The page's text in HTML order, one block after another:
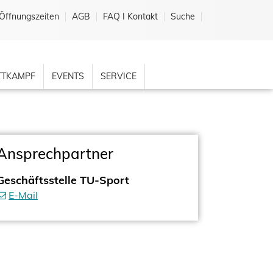
AGB FAQ I Kontakt Suche
EVENTS SERVICE
TU-Sport
E-Mail